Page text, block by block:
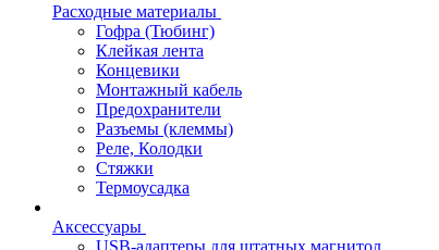
Расходные материалы
Гофра (Тюбинг)
Клейкая лента
Концевики
Монтажный кабель
Предохранители
Разъемы (клеммы)
Реле, Колодки
Стяжки
Термоусадка
Аксессуары
USB-адаптеры для штатных магнитол